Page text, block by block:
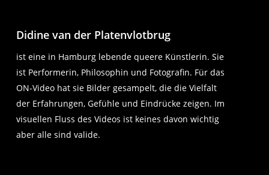
Didine van der Platenvlotbrug
ist eine in Hamburg lebende queere Künstlerin. Sie
ist Performerin, Philosophin und Fotografin. Für das
ON-Video hat sie Bilder gesampelt, die die Vielfalt
der Erfahrungen, Gefühle und Eindrücke zeigen. Im
visuellen Fluss des Videos ist keines davon wichtig
aber alle sind valide.